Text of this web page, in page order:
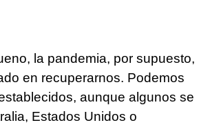
la pandemia, por supuesto,
en recuperarnos. Podemos
aunque algunos se
Estados Unidos o